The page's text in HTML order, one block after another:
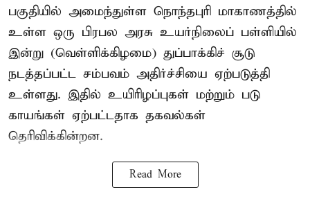
பகுதியில் அமைந்துள்ள நொந்தபுரி மாகாணத்தில்
உள்ள ஒரு பிரபல அரசு உயர்நிலைப் பள்ளியில்
இன்று (வெள்ளிக்கிழமை) துப்பாக்கிச் சூடு
நடத்தப்பட்ட சம்பவம் அதிர்ச்சியை ஏற்படுத்தி
உள்ளது. இதில் உயிரிழப்புகள் மற்றும் படு
காயங்கள் ஏற்பட்டதாக தகவல்கள்
தெரிவிக்கின்றன.
Read More